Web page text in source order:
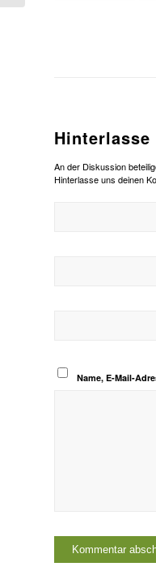
Hinterlasse
An der Diskussion
Hinterlasse uns deinen
Name, E-Mail-